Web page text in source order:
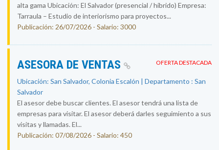
alta gama Ubicación: El Salvador (presencial / híbrido) Empresa:
Tarraula – Estudio de interiorismo para proyectos...
Publicación: 26/07/2026 - Salario: 3000
OFERTA DESTACADA
ASESORA DE VENTAS
Ubicación: San Salvador, Colonia Escalón | Departamento : San
Salvador
El asesor debe buscar clientes. El asesor tendrá una lista de
empresas para visitar. El asesor deberá darles seguimiento a sus
visitas y llamadas. El...
Publicación: 07/08/2026 - Salario: 450